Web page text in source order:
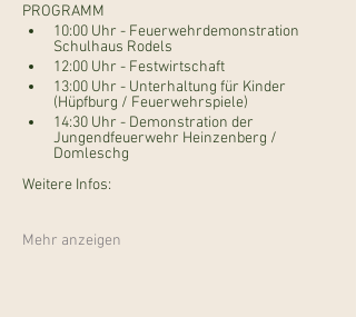
PROGRAMM
10:00 Uhr - Feuerwehrdemonstration
Schulhaus Rodels
12:00 Uhr - Festwirtschaft
13:00 Uhr - Unterhaltung für Kinder
(Hüpfburg / Feuerwehrspiele)
14:30 Uhr - Demonstration der
Jungendfeuerwehr Heinzenberg /
Domleschg
Weitere Infos:
Mehr anzeigen